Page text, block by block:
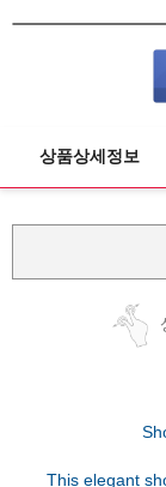
상품상세정보
This elegant